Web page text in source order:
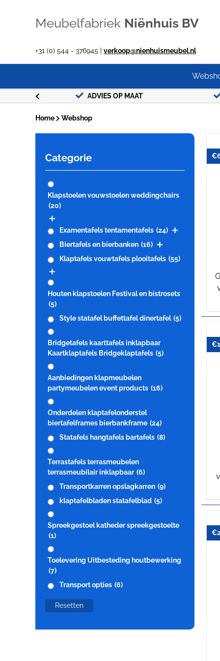
Meubelfabriek Niënhuis BV
+31 (0) 544 - 376945 | verkoop@nienhuismeubel.nl
ADVIES OP MAAT
Home Webshop
€
€
€
Categorie
Klapstoelen vouwstoelen weddingchairs
(20)
Examentafels tentamentafels (24)
Biertafels en bierbanken (16)
Klaptafels vouwtafels plooitafels (55)
Houten klapstoelen Festival en bistrosets
(5)
Style statafel buffettafel dinertafel (5)
Bridgetafels kaarttafels inklapbaar
Kaartklaptafels Bridgeklaptafels (5)
Aanbiedingen klapmeubelen
partymeubelen event products (16)
Onderdelen klaptafelonderstel
biertafelframes bierbankframe (24)
Statafels hangtafels bartafels (8)
Terrastafels terrasmeubelen
terrasmeubilair inklapbaar (6)
Transportkarren opslagkarren (9)
klaptafelbladen statafelblad (5)
Spreekgestoel katheder spreekgestoelte
(1)
Toelevering Uitbesteding houtbewerking
(7)
Transport opties (6)
Resetten